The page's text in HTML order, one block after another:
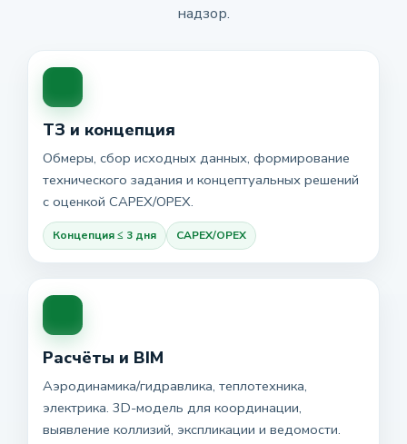
надзор.
ТЗ и концепция
Обмеры, сбор исходных данных, формирование
технического задания и концептуальных решений
с оценкой CAPEX/OPEX.
Концепция ≤ 3 дня CAPEX/OPEX
Расчёты и BIM
Аэродинамика/гидравлика, теплотехника,
электрика. 3D-модель для координации,
выявление коллизий, экспликации и ведомости.